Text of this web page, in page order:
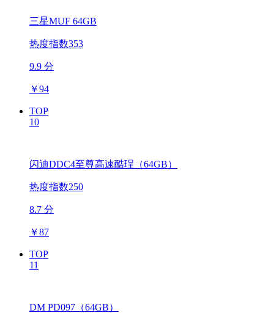
三星MUF 64GB
热度指数353
9.9 分
￥94
TOP
10
闪迪DDC4至尊高速酷珵（64GB）
热度指数250
8.7 分
￥87
TOP
11
DM PD097（64GB）